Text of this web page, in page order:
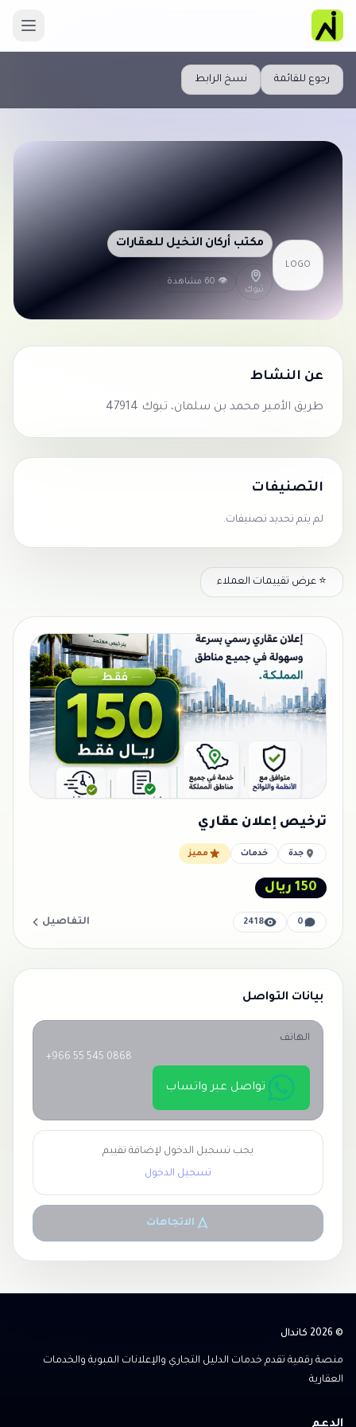
رجوع للقائمة نسخ الرابط
LOGO
مكتب أركان النخيل للعقارات
تبوك
👁 60 مشاهدة
عن النشاط
طريق الأمير محمد بن سلمان، تبوك 47914
التصنيفات
لم يتم تحديد تصنيفات.
⭐ عرض تقييمات العملاء
ترخيص إعلان عقاري
جدة خدمات مميز
150 ريال
0
2418 التفاصيل
بيانات التواصل
الهاتف
+966 55 545 0868
تواصل عبر واتساب
يجب تسجيل الدخول لإضافة تقييم
تسجيل الدخول
الاتجاهات
© 2026 كاندال
منصة رقمية تقدم خدمات الدليل التجاري والإعلانات المبوبة والخدمات
العقارية